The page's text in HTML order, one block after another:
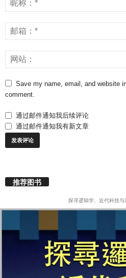
Save my name, email, and website
comment.
通过邮件通知我后续评论
通过邮件通知我有新文章
推荐图书
探寻逻辑学、近代科技与